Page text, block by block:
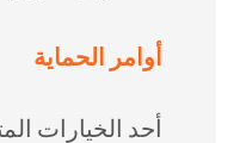
أوامر الحماية
أحد الخيارات